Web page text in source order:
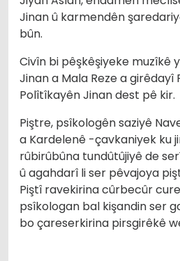
Jinan û karmendên
bûn.
Civîn bi pêşkêşiyeke muzîkê
Jinan a Mala Reze a girêdayî
Polîtîkayên Jinan dest pê kir.
Piştre, psîkologên saziyê
a Kardelenê -çavkaniyek ku
rûbirûbûna tundûtûjiyê de
û agahdarî li ser pêvajoya
Piştî ravekirina cûrbecûr
psîkologan bal kişandin ser
bo çareserkirina pirsgirêkê